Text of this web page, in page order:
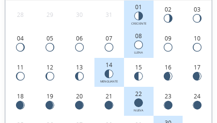
Chile.
28 29 30 31
01
CRECIENTE
02 03
04 05 06 07 08
LLENA
09 10
11 12 13 14
MENGUANTE
15 16 17
18 19 20 21 22
NUEVA
23 24